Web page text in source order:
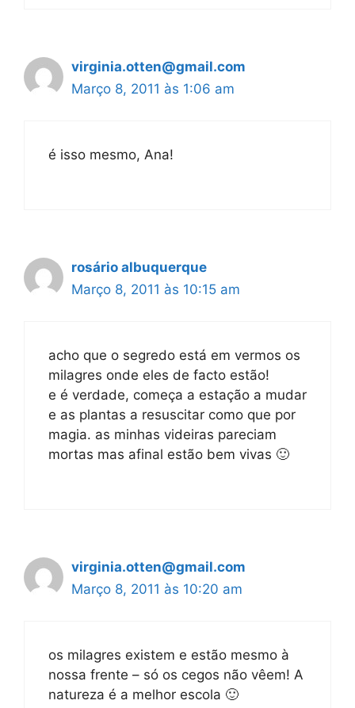
virginia.otten@gmail.com
Março 8, 2011 às 1:06 am
é isso mesmo, Ana!
rosário albuquerque
Março 8, 2011 às 10:15 am
acho que o segredo está em vermos os
milagres onde eles de facto estão!
e é verdade, começa a estação a mudar
e as plantas a resuscitar como que por
magia. as minhas videiras pareciam
mortas mas afinal estão bem vivas 🙂
virginia.otten@gmail.com
Março 8, 2011 às 10:20 am
os milagres existem e estão mesmo à
nossa frente – só os cegos não vêem! A
natureza é a melhor escola 🙂